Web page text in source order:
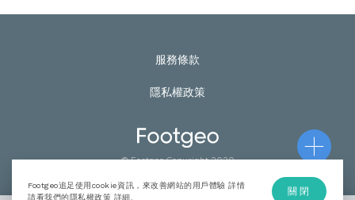
服務條款
隱私權政策
© Footgeo Copyright 2020
Footgeo追足使用cookie資訊，來改善網站的用戶體驗 詳情
請看我們的隱私權政策 詳細
關閉